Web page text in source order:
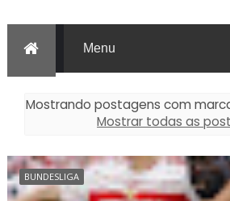
Mostrando postagens com
Mostrar todas as
BUNDESLIGA